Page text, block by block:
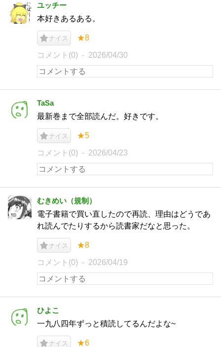
ユッチー
本好きあるある。
ナイス ★8
コメント(0) 2026/04/30
TaSa
最新巻まで全部読んだ。好きです。
ナイス ★5
コメント(0) 2026/04/23
むきめい（規制）
電子書籍で買い直したので再読、理由はどうであ
れ読んでたりするから読書家だなと思った。
ナイス ★8
コメント(0) 2026/04/19
ひよこ
一九八四年ずっと積読してるんだよな~
ナイス ★6